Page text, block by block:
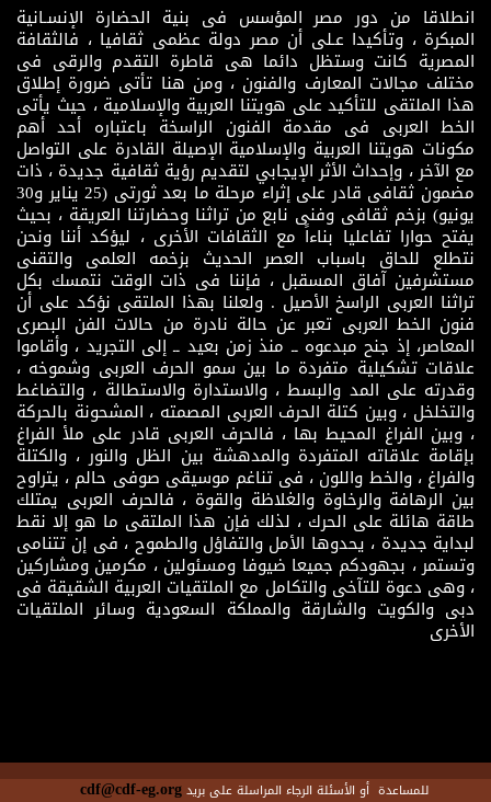
انطلاقا من دور مصر المؤسس فى بنية الحضارة الإنسـانية
المبكرة ، وتأكيدا عـلى أن مصر دولة عظمى ثقافيا ، فالثقافة
المصرية كانت وستظل دائما هى قاطرة التقدم والرقى فى
مختلف مجالات المعارف والفنون ، ومن هنا تأتى ضرورة إطلاق
هذا الملتقى للتأكيد على هويتنا العربية والإسلامية ، حيث يأتى
الخط العربى فى مقدمة الفنون الراسخة باعتباره أحد أهم
مكونات هويتنا العربية والإسلامية الإصيلة القادرة على التواصل
مع الآخر ، وإحداث الأثر الإيجابي لتقديم رؤية ثقافية جديدة ، ذات
مضمون ثقافى قادر على إثراء مرحلة ما بعد ثورتى (25 يناير و30
يونيو) بزخم ثقافى وفنى نابع من تراثنا وحضارتنا العريقة ، بحيث
يفتح حوارا تفاعليا بناءاً مع الثقافات الأخرى ، ليؤكد أننا ونحن
نتطلع للحاق باسباب العصر الحديث بزخمه العلمى والتقنى
مستشرفين آفاق المسقبل ، فإننا فى ذات الوقت نتمسك بكل
تراثنا العربى الراسخ الأصيل . ولعلنا بهذا الملتقى نؤكد على أن
فنون الخط العربى تعبر عن حالة نادرة من حالات الفن البصرى
المعاصر، إذ جنح مبدعوه ــ منذ زمن بعيد ــ إلى التجريد ، وأقاموا
علاقات تشكيلية متفردة ما بين سمو الحرف العربى وشموخه ،
وقدرته على المد والبسط ، والاستدارة والاستطالة ، والتضاغط
والتخلخل ، وبين كتلة الحرف العربى المصمته ، المشحونة بالحركة
، وبين الفراغ المحيط بها ، فالحرف العربى قادر على ملأ الفراغ
بإقامة علاقاته المتفردة والمدهشة بين الظل والنور ، والكتلة
والفراغ ، والخط واللون ، فى تناغم موسيقى صوفى حالم ، يتراوح
بين الرهافة والرخاوة والغلاظة والقوة ، فالحرف العربى يمتلك
طاقة هائلة على الحرك ، لذلك فإن هذا الملتقى ما هو إلا نقط
لبداية جديدة ، يحدوها الأمل والتفاؤل والطموح ، فى إن تتنامى
وتستمر ، بجهودكم جميعا ضيوفا ومسئولين ، مكرمين ومشاركين
، وهى دعوة للتآخى والتكامل مع الملتقيات العربية الشقيقة فى
دبى والكويت والشارقة والمملكة السعودية وسائر الملتقيات
الأخرى
للمساعدة أو الأسئلة الرجاء المراسلة على بريدcdf@cdf-eg.org